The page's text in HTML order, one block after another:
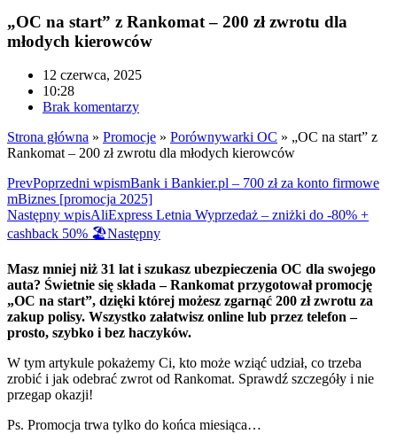
„OC na start” z Rankomat – 200 zł zwrotu dla
młodych kierowców
12 czerwca, 2025
10:28
Brak komentarzy
Strona główna » Promocje » Porównywarki OC » „OC na start” z
Rankomat – 200 zł zwrotu dla młodych kierowców
PrevPoprzedni wpismBank i Bankier.pl – 700 zł za konto firmowe
mBiznes [promocja 2025]
Następny wpisAliExpress Letnia Wyprzedaż – zniżki do -80% +
cashback 50% 🏖️Następny
Masz mniej niż 31 lat i szukasz ubezpieczenia OC dla swojego
auta? Świetnie się składa – Rankomat przygotował promocję
„OC na start”, dzięki której możesz zgarnąć 200 zł zwrotu za
zakup polisy. Wszystko załatwisz online lub przez telefon –
prosto, szybko i bez haczyków.
W tym artykule pokażemy Ci, kto może wziąć udział, co trzeba
zrobić i jak odebrać zwrot od Rankomat. Sprawdź szczegóły i nie
przegap okazji!
Ps. Promocja trwa tylko do końca miesiąca…